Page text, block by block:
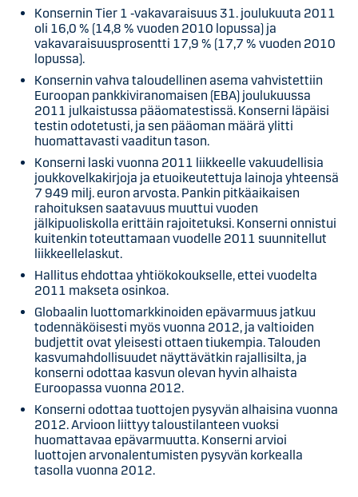
Konsernin Tier 1 ‑vakavaraisuus 31. joulukuuta 2011
oli 16,0 % (14,8 % vuoden 2010 lopussa) ja
vakavaraisuusprosentti 17,9 % (17,7 % vuoden 2010
lopussa).
Konsernin vahva taloudellinen asema vahvistettiin
Euroopan pankkiviranomaisen (EBA) joulukuussa
2011 julkaistussa pääomatestissä. Konserni läpäisi
testin odotetusti, ja sen pääoman määrä ylitti
huomattavasti vaaditun tason.
Konserni laski vuonna 2011 liikkeelle vakuudellisia
joukkovelkakirjoja ja etuoikeutettuja lainoja yhteensä
7 949 milj. euron arvosta. Pankin pitkäaikaisen
rahoituksen saatavuus muuttui vuoden
jälkipuoliskolla erittäin rajoitetuksi. Konserni onnistui
kuitenkin toteuttamaan vuodelle 2011 suunnitellut
liikkeellelaskut.
Hallitus ehdottaa yhtiökokoukselle, ettei vuodelta
2011 makseta osinkoa.
Globaalin luottomarkkinoiden epävarmuus jatkuu
todennäköisesti myös vuonna 2012, ja valtioiden
budjettit ovat yleisesti ottaen tiukempia. Talouden
kasvumahdollisuudet näyttävätkin rajallisilta, ja
konserni odottaa kasvun olevan hyvin alhaista
Euroopassa vuonna 2012.
Konserni odottaa tuottojen pysyvän alhaisina vuonna
2012. Arvioon liittyy taloustilanteen vuoksi
huomattavaa epävarmuutta. Konserni arvioi
luottojen arvonalentumisten pysyvän korkealla
tasolla vuonna 2012.